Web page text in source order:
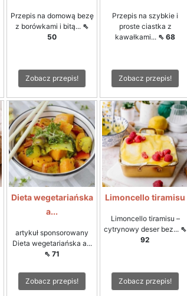
Przepis na domową bezę
z borówkami i bitą... ⇖
50
Zobacz przepis!
Przepis na szybkie i
proste ciastka z
kawałkami... ⇖ 68
Zobacz przepis!
Dieta wegetariańska
a...
artykuł sponsorowany
Dieta wegetariańska a...
⇖ 71
Zobacz przepis!
Limoncello tiramisu
Limoncello tiramisu –
cytrynowy deser bez... ⇖
92
Zobacz przepis!